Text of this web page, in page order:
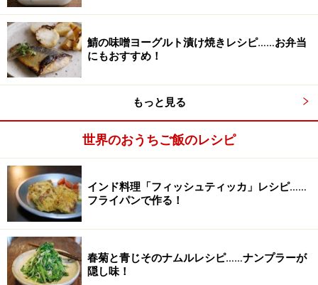
2
水分が出たら軽くキッチンペーパーなどでふきとり、小
麦粉と片栗粉を混ぜ合わせたものを薄くつけ、１８０℃
の油で香ばしい揚げ色になるまで揚げる。
衣に軽く色がついたら、唐揚げを時々油の中から出すよ
うに泳がせると衣の水分が抜け、かりっと仕上がりま
す。
鯖の味噌ヨーグルト漬け焼きレシピ……お弁当
にもおすすめ！
もっと見る
世界のおうちご飯のレシピ
インド料理「フィッシュティッカ」レシピ……
フライパンで作る！
春菊と青じそのナムルレシピ……ナンプラーが
隠し味！